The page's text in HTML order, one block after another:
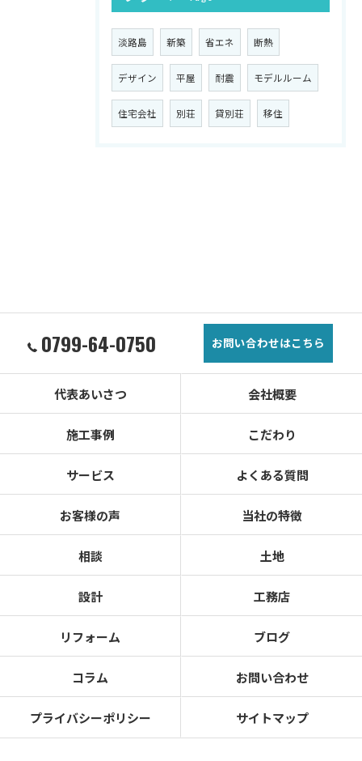
淡路島 新築 省エネ 断熱
デザイン 平屋 耐震 モデルルーム
住宅会社 別荘 貸別荘 移住
0799-64-0750 お問い合わせはこちら
代表あいさつ 会社概要
施工事例 こだわり
サービス よくある質問
お客様の声 当社の特徴
相談 土地
設計 工務店
リフォーム ブログ
コラム お問い合わせ
プライバシーポリシー サイトマップ